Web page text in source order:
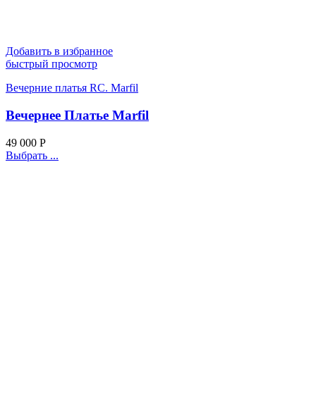
Добавить в избранное
быстрый просмотр
Вечерние платья RC. Marfil
Вечернее Платье Marfil
49 000 Р
Выбрать ...